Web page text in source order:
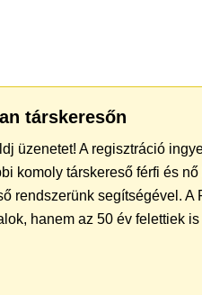
társkeresőn
üzenetet! A regisztráció
komoly társkereső férfi és nő
rendszerünk segítségével. A
hanem az 50 év felettiek